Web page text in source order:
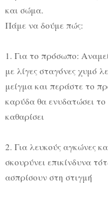
και σώμα.
Πάμε να δούμε πώς:
1. Για το πρόσωπο:
με λίγες σταγόνες χυμό
μείγμα και περάστε το
καρύδα θα ενυδατώσει
καθαρίσει
2. Για λευκούς αγκώνες
σκουρύνει επικίνδυνα
ασπρίσουν στη στιγμή